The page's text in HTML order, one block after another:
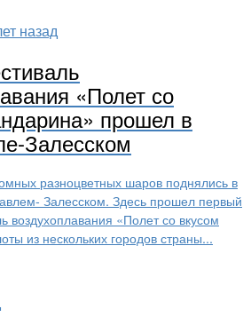
назад
«Полет со
прошел в
Залесском
разноцветных шаров поднялись в
Залесском. Здесь прошел первый
воздухоплавания «Полет со вкусом
из нескольких городов страны...